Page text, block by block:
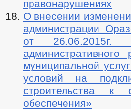
правонарушениях
О внесении
администрации
от
муниципальной
условий на
строительства к
обеспечения»